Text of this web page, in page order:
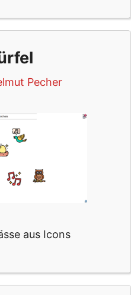
Pecher
aus Icons